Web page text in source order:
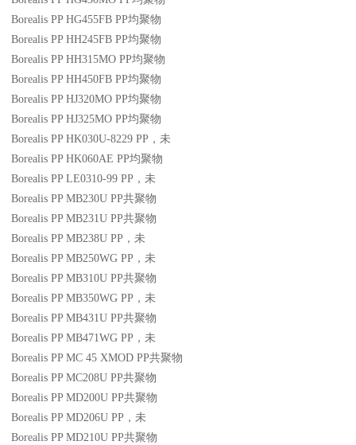
Borealis PP HG455FB PP均聚物
Borealis PP HH245FB PP均聚物
Borealis PP HH315MO PP均聚物
Borealis PP HH450FB PP均聚物
Borealis PP HJ320MO PP均聚物
Borealis PP HJ325MO PP均聚物
Borealis PP HK030U-8229 PP ，未
Borealis PP HK060AE PP均聚物
Borealis PP LE0310-99 PP ，未
Borealis PP MB230U PP共聚物
Borealis PP MB231U PP共聚物
Borealis PP MB238U PP ，未
Borealis PP MB250WG PP ，未
Borealis PP MB310U PP共聚物
Borealis PP MB350WG PP ，未
Borealis PP MB431U PP共聚物
Borealis PP MB471WG PP ，未
Borealis PP MC 45 XMOD PP共聚物
Borealis PP MC208U PP共聚物
Borealis PP MD200U PP共聚物
Borealis PP MD206U PP ，未
Borealis PP MD210U PP共聚物